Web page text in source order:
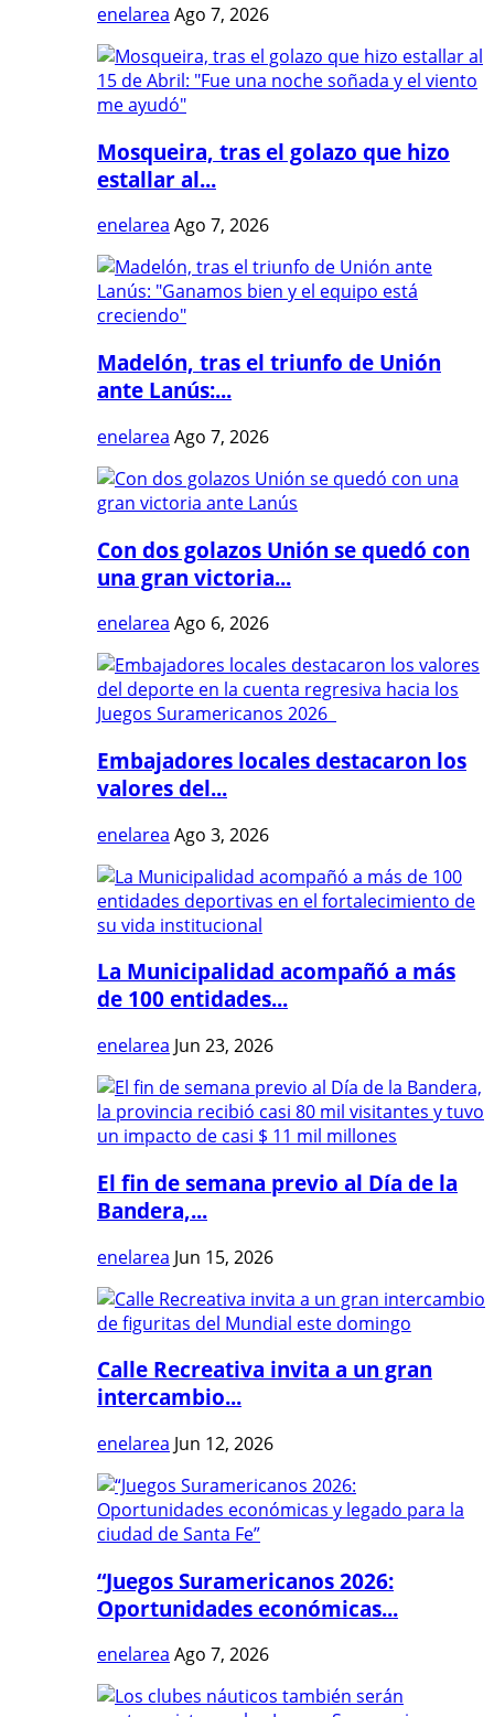
enelarea Ago 7, 2026
Mosqueira, tras el golazo que hizo
estallar al...
enelarea Ago 7, 2026
Madelón, tras el triunfo de Unión
ante Lanús:...
enelarea Ago 7, 2026
Con dos golazos Unión se quedó con
una gran victoria...
enelarea Ago 6, 2026
Embajadores locales destacaron los
valores del...
enelarea Ago 3, 2026
La Municipalidad acompañó a más
de 100 entidades...
enelarea Jun 23, 2026
El fin de semana previo al Día de la
Bandera,...
enelarea Jun 15, 2026
Calle Recreativa invita a un gran
intercambio...
enelarea Jun 12, 2026
“Juegos Suramericanos 2026:
Oportunidades económicas...
enelarea Ago 7, 2026